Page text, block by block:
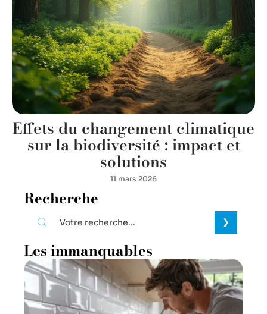
Effets du changement climatique
sur la biodiversité : impact et
solutions
11 mars 2026
Recherche
Les immanquables